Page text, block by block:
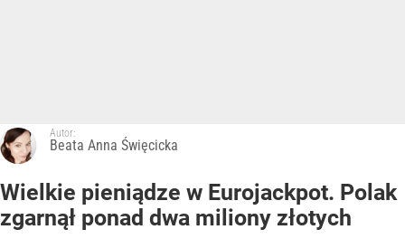
Autor:
Beata Anna Święcicka
Wielkie pieniądze w Eurojackpot. Polak
zgarnął ponad dwa miliony złotych